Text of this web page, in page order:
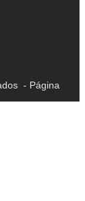
- Página